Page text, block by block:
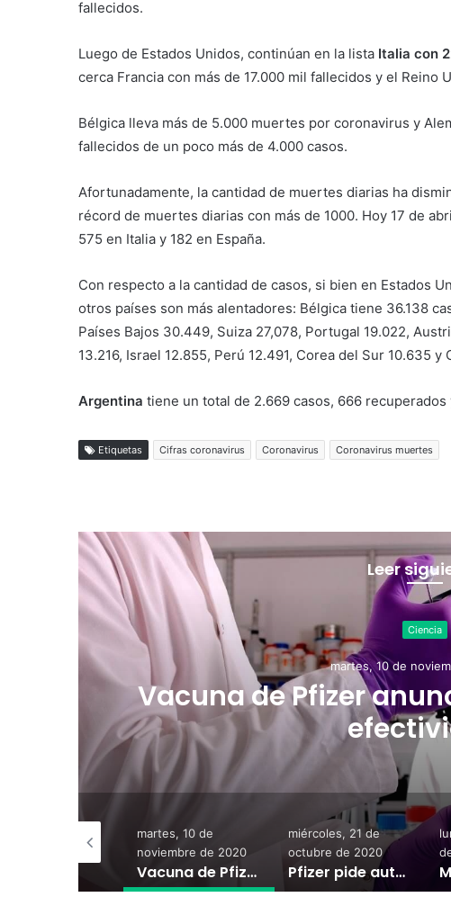
fallecidos.
Luego de Estados Unidos, continúan en la lista Italia con
cerca Francia con más de 17.000 mil fallecidos y el Reino
Bélgica lleva más de 5.000 muertes por coronavirus y
fallecidos de un poco más de 4.000 casos.
Afortunadamente, la cantidad de muertes diarias ha
récord de muertes diarias con más de 1000. Hoy 17 de
575 en Italia y 182 en España.
Con respecto a la cantidad de casos, si bien en Estados
otros países son más alentadores: Bélgica tiene 36.138
Países Bajos 30.449, Suiza 27,078, Portugal 19.022,
13.216, Israel 12.855, Perú 12.491, Corea del Sur 10.635 y
Argentina tiene un total de 2.669 casos, 666
Etiquetas Cifras coronavirus Coronavirus Coronavirus muertes
Leer
Ciencia
martes, 10 de
Vacuna de Pfizer
martes, 10 de
noviembre de 2020
Vacuna de Pfizer anuncia 90 por ciento de efectividad
miércoles, 21 de
octubre de 2020
Pfizer pide autorización para distribuir vacuna en noviembre